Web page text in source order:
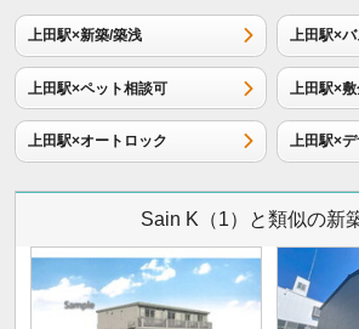
上田駅×新築/築浅 上田駅×
上田駅×ペット相談可 上田駅×
上田駅×オートロック 上田駅×
Sain K（1）と類似の新